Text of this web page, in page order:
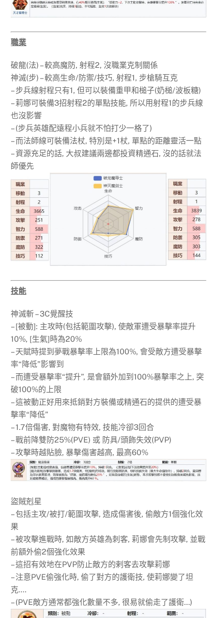
職業
破龍(法) – 較高魔防, 射程2, 沒職業克制關係
神滅(步) – 較高生命/防禦/技巧, 射程1, 步槍騎互克
– 步兵線射程只有1, 但可以裝備重甲和槌子(奶槌/波板糖)
– 莉娜可裝備3招射程2的單點技能, 所以用射程1的步兵線
也沒影響
– (步兵英雄配遠程小兵就不怕打少一格了)
– 而法師線可裝備法杖, 特別是+1杖, 單點的距離靈活一點
– 資源充足的話, 大叔建議兩邊都投資精通石, 沒的話就法
師優先
技能
神滅斬 – 3C覺醒技
– [被動]: 主攻時(包括範圍攻擊), 使敵軍遭受暴擊率提升
10%, [生氣]時為20%
– 天賦時提到夢戰暴擊率上限為100%, 會受敵方遭受暴擊
率“降低”影響到
– 而遭受暴擊率“提升”, 是會額外加到100%暴擊率之上, 突
破100%的上限
– 這被動正好用來抵銷對方裝備或精通石的提供的遭受暴
擊率“降低”
– 1.7倍傷害, 對魔物有特效, 技能冷卻3回合
– 戰前降雙防25%(PVE) 或 防具/頭飾失效(PVP)
– 攻擊時越貼臉, 暴擊傷害越高, 最高60%
盜賊剋星
– 包括主攻/被打/範圍攻擊, 造成傷害後, 偷敵方1個強化效
果
– 被攻擊進戰時, 如敵方英雄為刺客, 莉娜會先制攻擊, 並戰
前額外偷2個強化效果
– 這招有效地在PVP防止敵方的剌客去攻擊莉娜
– 注意PVE偷強化時, 偷了對方的護衛技, 使莉娜變了坦
克….
– (PVE敵方通常都強化數量不多, 很易就偷走了護衛…)